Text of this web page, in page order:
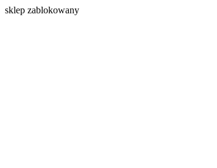
sklep zablokowany